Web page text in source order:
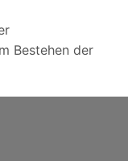
Bestehen der